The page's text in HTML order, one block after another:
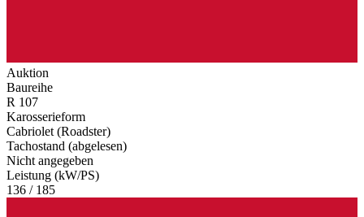
Auktion
Baureihe
R 107
Karosserieform
Cabriolet (Roadster)
Tachostand (abgelesen)
Nicht angegeben
Leistung (kW/PS)
136 / 185